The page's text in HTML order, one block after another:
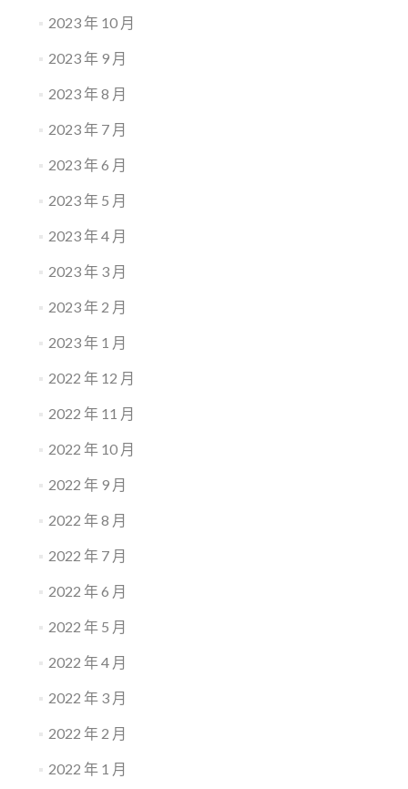
2023 年 10 月
2023 年 9 月
2023 年 8 月
2023 年 7 月
2023 年 6 月
2023 年 5 月
2023 年 4 月
2023 年 3 月
2023 年 2 月
2023 年 1 月
2022 年 12 月
2022 年 11 月
2022 年 10 月
2022 年 9 月
2022 年 8 月
2022 年 7 月
2022 年 6 月
2022 年 5 月
2022 年 4 月
2022 年 3 月
2022 年 2 月
2022 年 1 月